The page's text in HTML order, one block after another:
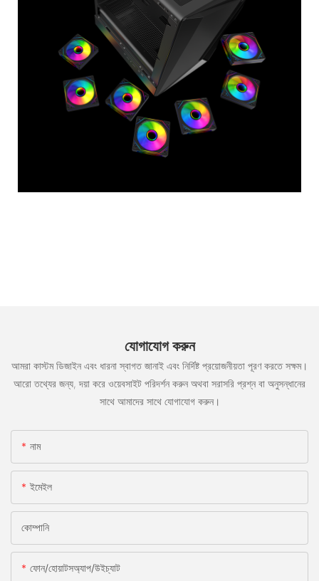
যোগাযোগ করুন
আমরা কাস্টম ডিজাইন এবং ধারনা স্বাগত জানাই এবং নির্দিষ্ট প্রয়োজনীয়তা পূরণ করতে সক্ষম।
আরো তথ্যের জন্য, দয়া করে ওয়েবসাইট পরিদর্শন করুন অথবা সরাসরি প্রশ্ন বা অনুসন্ধানের
সাথে আমাদের সাথে যোগাযোগ করুন।
নাম
ইমেইল
কোম্পানি
ফোন/হোয়াটসঅ্যাপ/উইচ্যাট